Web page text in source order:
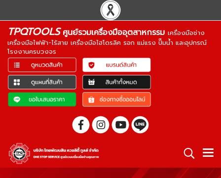
TPQTOOLSศูนย์รวมเครื่องมืออุตสาหกรรม เครื่องมือช่าง
เครื่องมือไฟฟ้า-ไร้สาย เครื่องมือไฮโดรลิค รอก แม่แรง ปั๊มน้ำ และอุปกรณ์
โรงงานครบวงจร